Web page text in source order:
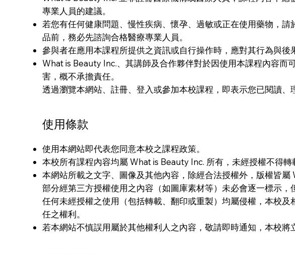
專業人員的建議。
若您有任何健康問題、慢性疾病、懷孕、過敏或正在使用藥物，請
品前，務必先諮詢合格醫療專業人員。
參與者在應用本課程所提供之資訊或自行操作時，應對其行為與後
What is Beauty Inc.、其講師及合作夥伴對於因使用本課程內容而
害，概不承擔責任。
透過瀏覽本網站、註冊、登入或參加本校課程，即表示您已閱讀、
使用條款
使用本網站即代表您同意本校之課程政策。
本校所有課程內容均屬 What is Beauty Inc. 所有，未經授權不得轉
本網站所載之文字、圖像及其他內容，除經合法授權外，版權皆屬
部分經第三方授權使用之內容（如圖庫素材等）未必會逐一標示，
任何未經授權之使用（包括轉載、翻印或重製）均屬侵權，本校及
任之權利。
若本網站不慎誤用屬於其他權利人之內容，敬請即時通知，本校將